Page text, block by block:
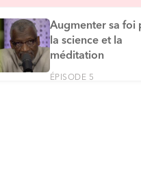
Augmenter sa foi
la science et la
méditation
ÉPISODE 5